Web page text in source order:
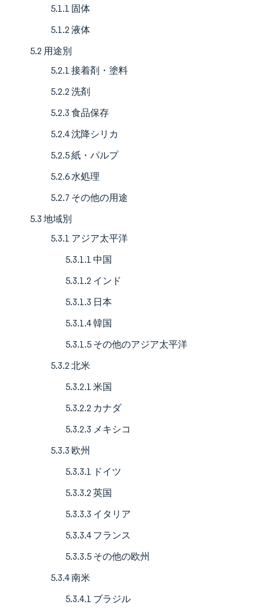
5.1.1 固体
5.1.2 液体
5.2 用途別
5.2.1 接着剤・塗料
5.2.2 洗剤
5.2.3 食品保存
5.2.4 沈降シリカ
5.2.5 紙・パルプ
5.2.6 水処理
5.2.7 その他の用途
5.3 地域別
5.3.1 アジア太平洋
5.3.1.1 中国
5.3.1.2 インド
5.3.1.3 日本
5.3.1.4 韓国
5.3.1.5 その他のアジア太平洋
5.3.2 北米
5.3.2.1 米国
5.3.2.2 カナダ
5.3.2.3 メキシコ
5.3.3 欧州
5.3.3.1 ドイツ
5.3.3.2 英国
5.3.3.3 イタリア
5.3.3.4 フランス
5.3.3.5 その他の欧州
5.3.4 南米
5.3.4.1 ブラジル